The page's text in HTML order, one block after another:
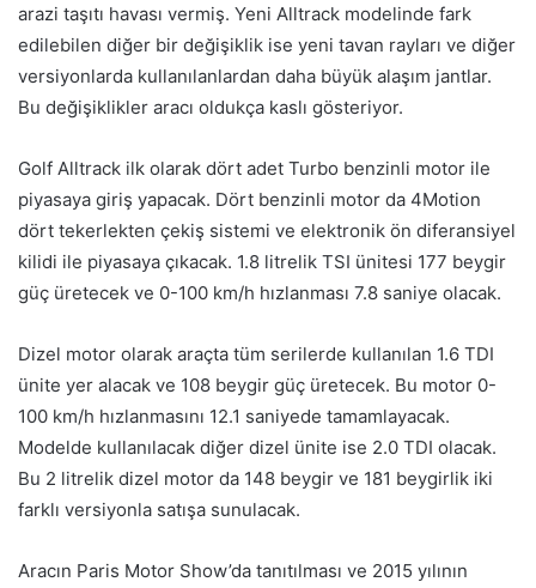
arazi taşıtı havası vermiş. Yeni Alltrack modelinde fark
edilebilen diğer bir değişiklik ise yeni tavan rayları ve diğer
versiyonlarda kullanılanlardan daha büyük alaşım jantlar.
Bu değişiklikler aracı oldukça kaslı gösteriyor.
Golf Alltrack ilk olarak dört adet Turbo benzinli motor ile
piyasaya giriş yapacak. Dört benzinli motor da 4Motion
dört tekerlekten çekiş sistemi ve elektronik ön diferansiyel
kilidi ile piyasaya çıkacak. 1.8 litrelik TSI ünitesi 177 beygir
güç üretecek ve 0-100 km/h hızlanması 7.8 saniye olacak.
Dizel motor olarak araçta tüm serilerde kullanılan 1.6 TDI
ünite yer alacak ve 108 beygir güç üretecek. Bu motor 0-
100 km/h hızlanmasını 12.1 saniyede tamamlayacak.
Modelde kullanılacak diğer dizel ünite ise 2.0 TDI olacak.
Bu 2 litrelik dizel motor da 148 beygir ve 181 beygirlik iki
farklı versiyonla satışa sunulacak.
Aracın Paris Motor Show’da tanıtılması ve 2015 yılının